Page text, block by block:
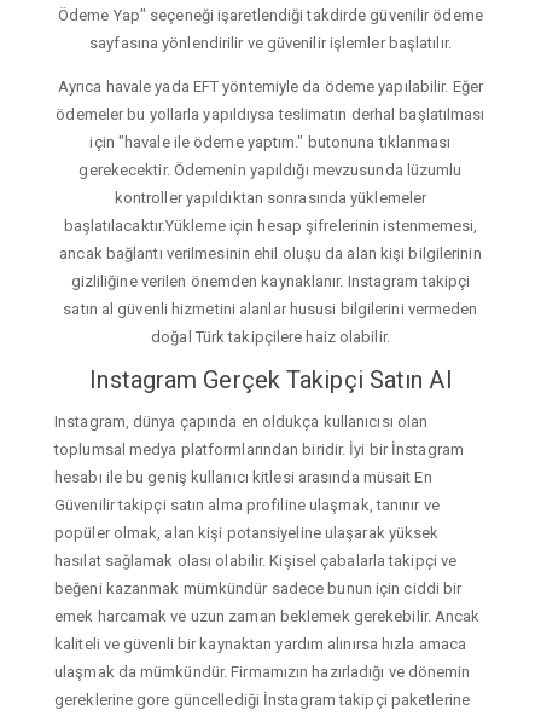
Ödeme Yap" seçeneği işaretlendiği takdirde güvenilir ödeme
sayfasına yönlendirilir ve güvenilir işlemler başlatılır.
Ayrıca havale yada EFT yöntemiyle da ödeme yapılabilir. Eğer
ödemeler bu yollarla yapıldıysa teslimatın derhal başlatılması
için "havale ile ödeme yaptım." butonuna tıklanması
gerekecektir. Ödemenin yapıldığı mevzusunda lüzumlu
kontroller yapıldıktan sonrasında yüklemeler
başlatılacaktır.Yükleme için hesap şifrelerinin istenmemesi,
ancak bağlantı verilmesinin ehil oluşu da alan kişi bilgilerinin
gizliliğine verilen önemden kaynaklanır. Instagram takipçi
satın al güvenli hizmetini alanlar hususi bilgilerini vermeden
doğal Türk takipçilere haiz olabilir.
Instagram Gerçek Takipçi Satın Al
Instagram, dünya çapında en oldukça kullanıcısı olan
toplumsal medya platformlarından biridir. İyi bir İnstagram
hesabı ile bu geniş kullanıcı kitlesi arasında müsait En
Güvenilir takipçi satın alma profiline ulaşmak, tanınır ve
popüler olmak, alan kişi potansiyeline ulaşarak yüksek
hasılat sağlamak olası olabilir. Kişisel çabalarla takipçi ve
beğeni kazanmak mümkündür sadece bunun için ciddi bir
emek harcamak ve uzun zaman beklemek gerekebilir. Ancak
kaliteli ve güvenli bir kaynaktan yardım alınırsa hızla amaca
ulaşmak da mümkündür. Firmamızın hazırladığı ve dönemin
gereklerine gore güncellediği İnstagram takipçi paketlerine